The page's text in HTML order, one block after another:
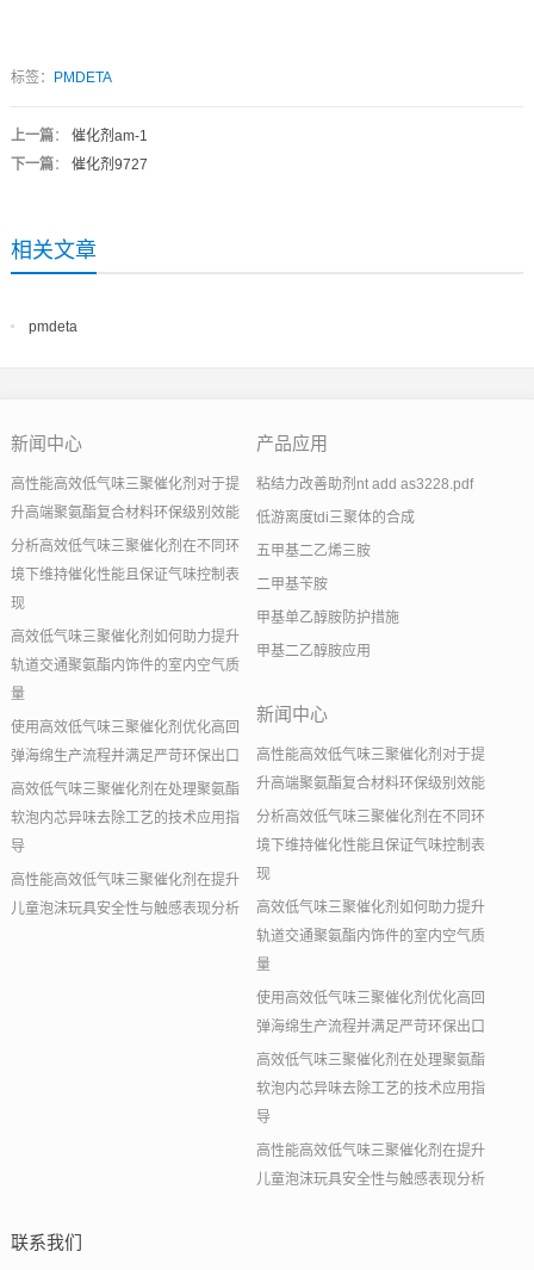
标签： PMDETA
上一篇： 催化剂am-1
下一篇： 催化剂9727
相关文章
pmdeta
新闻中心
高性能高效低气味三聚催化剂对于提
升高端聚氨酯复合材料环保级别效能
分析高效低气味三聚催化剂在不同环
境下维持催化性能且保证气味控制表
现
高效低气味三聚催化剂如何助力提升
轨道交通聚氨酯内饰件的室内空气质
量
使用高效低气味三聚催化剂优化高回
弹海绵生产流程并满足严苛环保出口
高效低气味三聚催化剂在处理聚氨酯
软泡内芯异味去除工艺的技术应用指
导
高性能高效低气味三聚催化剂在提升
儿童泡沫玩具安全性与触感表现分析
产品应用
粘结力改善助剂nt add as3228.pdf
低游离度tdi三聚体的合成
五甲基二乙烯三胺
二甲基苄胺
甲基单乙醇胺防护措施
甲基二乙醇胺应用
新闻中心
高性能高效低气味三聚催化剂对于提
升高端聚氨酯复合材料环保级别效能
分析高效低气味三聚催化剂在不同环
境下维持催化性能且保证气味控制表
现
高效低气味三聚催化剂如何助力提升
轨道交通聚氨酯内饰件的室内空气质
量
使用高效低气味三聚催化剂优化高回
弹海绵生产流程并满足严苛环保出口
高效低气味三聚催化剂在处理聚氨酯
软泡内芯异味去除工艺的技术应用指
导
高性能高效低气味三聚催化剂在提升
儿童泡沫玩具安全性与触感表现分析
联系我们